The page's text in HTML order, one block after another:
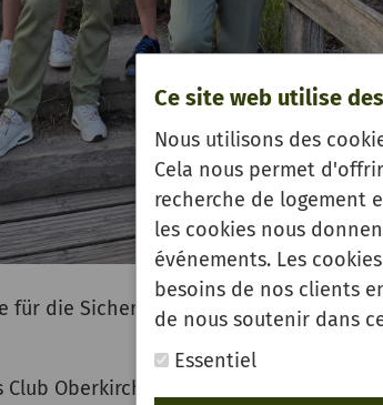
Ce site web utilise
Nous utilisons des
Cela nous permet
recherche de logement
les cookies nous
événements. Les
besoins de nos clients
de nous soutenir dans
Essentiel
für die Sicherheit auf dem
Club Oberkirch-Schauenburg bedeutet